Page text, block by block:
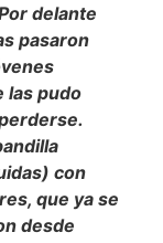
delante
pasaron
las pudo
con
que ya se
desde